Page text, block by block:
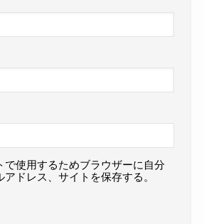
で使用するためブラウザーに自分
ドレス、サイトを保存する。